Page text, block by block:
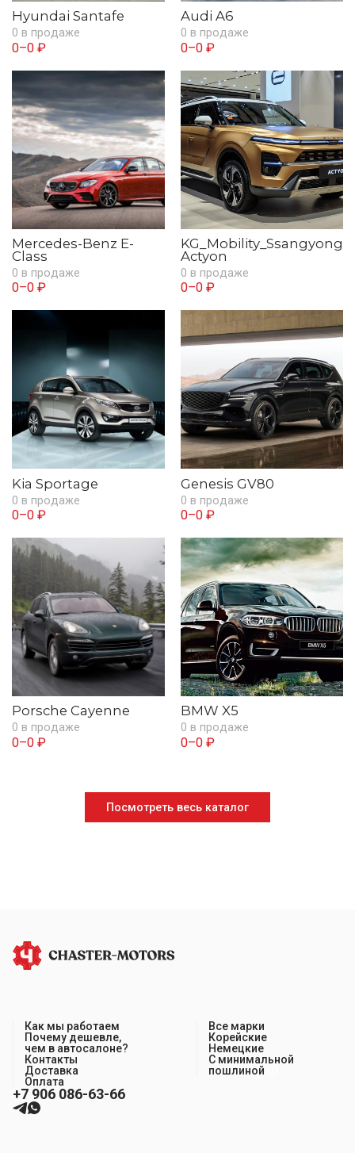
Hyundai Santafe
0 в продаже
0–0 ₽
Audi A6
0 в продаже
0–0 ₽
Mercedes-Benz E-
Class
0 в продаже
0–0 ₽
KG_Mobility_Ssangyong
Actyon
0 в продаже
0–0 ₽
Kia Sportage
0 в продаже
0–0 ₽
Genesis GV80
0 в продаже
0–0 ₽
Porsche Cayenne
0 в продаже
0–0 ₽
BMW X5
0 в продаже
0–0 ₽
Посмотреть весь каталог
Как мы работаем
Почему дешевле,
чем в автосалоне?
Контакты
Доставка
Оплата
Все марки
Корейские
Немецкие
С минимальной
пошлиной
+7 906 086-63-66